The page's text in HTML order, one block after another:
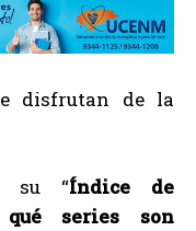
disfrutan de la
su “Índice de
qué series son